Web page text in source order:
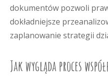
dokumentów pozwoli
dokładniejsze
zaplanowanie strategii
Jak wygląda proces